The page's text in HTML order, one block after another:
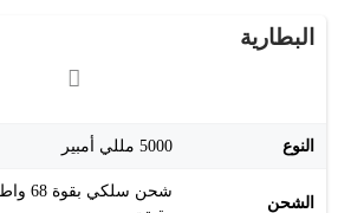
البطارية
النوع 5000 مللي أمبير
الشحن